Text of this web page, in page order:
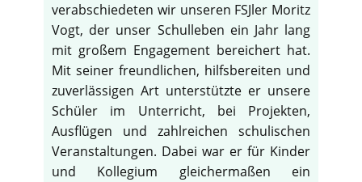
verabschiedeten wir unseren FSJler Moritz
Vogt, der unser Schulleben ein Jahr lang
mit großem Engagement bereichert hat.
Mit seiner freundlichen, hilfsbereiten und
zuverlässigen Art unterstützte er unsere
Schüler im Unterricht, bei Projekten,
Ausflügen und zahlreichen schulischen
Veranstaltungen. Dabei war er für Kinder
und Kollegium gleichermaßen ein